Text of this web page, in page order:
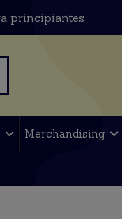
principiantes
Merchandising